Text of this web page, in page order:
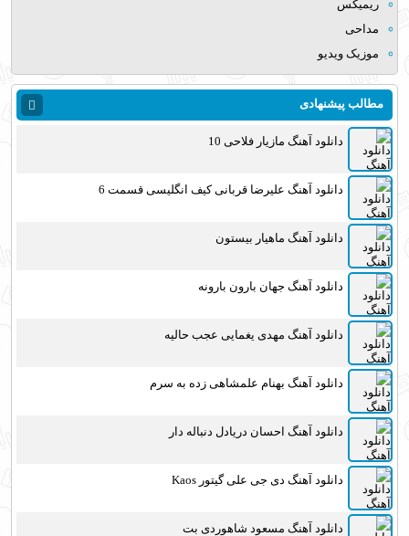
ریمیکس
مداحی
موزیک ویدیو
مطالب پیشنهادی
دانلود آهنگ مازیار فلاحی 10
دانلود آهنگ علیرضا قربانی کیف انگلیسی قسمت 6
دانلود آهنگ ماهیار بیستون
دانلود آهنگ جهان بارون بارونه
دانلود آهنگ مهدی یغمایی عجب حالیه
دانلود آهنگ بهنام علمشاهی زده به سرم
دانلود آهنگ احسان دریادل دنباله دار
دانلود آهنگ دی جی علی گیتور Kaos
دانلود آهنگ مسعود شاهوردی بت